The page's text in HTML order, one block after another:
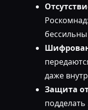
даже
Защита
подделать